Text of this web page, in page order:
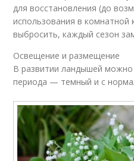
для восстановления (до
использования в комнатной
выбросить, каждый сезон
Освещение и размещение
В развитии ландышей можно
периода — темный и с